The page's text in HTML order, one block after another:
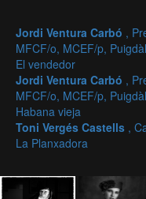
Jordi Ventura Carbó ,
MFCF/o, MCEF/p,
El vendedor
Jordi Ventura Carbó ,
MFCF/o, MCEF/p,
Habana vieja
Toni Vergés Castells ,
La Planxadora